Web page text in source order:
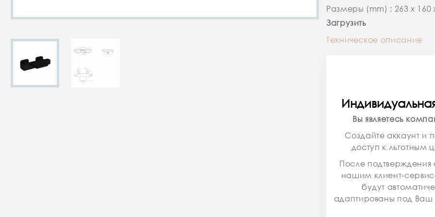
Размеры (mm) : 263 x 160
Загрузить
Техническое описание
Вы являетесь
Создайте аккаунт и
доступ к льготным
После подтверждения
нашим клиент-
будут
адаптированы под